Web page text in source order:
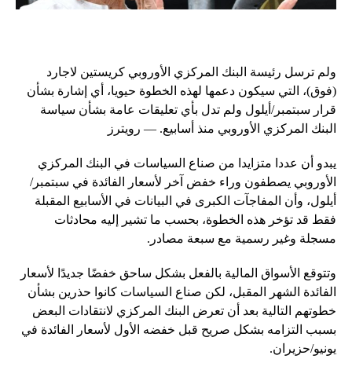
ولم ترسل رئيسة البنك المركزي الأوروبي كريستين لاجارد
(فوق)، التي سيكون دعمها لهذه الخطوة حيويا، أي إشارة بشأن
قرار سبتمبر/أيلول ولم تدل بأي تعليقات عامة بشأن سياسة
البنك المركزي الأوروبي منذ أسابيع. — رويترز
يبدو أن عددا متزايدا من صناع السياسات في البنك المركزي
الأوروبي يصطفون وراء خفض آخر لأسعار الفائدة في سبتمبر/
أيلول، وأن المفاجآت الكبرى في البيانات في الأسابيع المقبلة
فقط قد تؤخر هذه الخطوة، بحسب ما تشير إليه محادثات
مسجلة وغير رسمية مع سبعة مصادر.
وتتوقع الأسواق المالية بالفعل بشكل ساحق خفضًا جديدًا لأسعار
الفائدة الشهر المقبل، لكن صناع السياسات كانوا حذرين بشأن
خطوتهم التالية بعد أن تعرض البنك المركزي لانتقادات البعض
بسبب التزامه بشكل صريح قبل خفضه الأول لأسعار الفائدة في
يونيو/حزيران.